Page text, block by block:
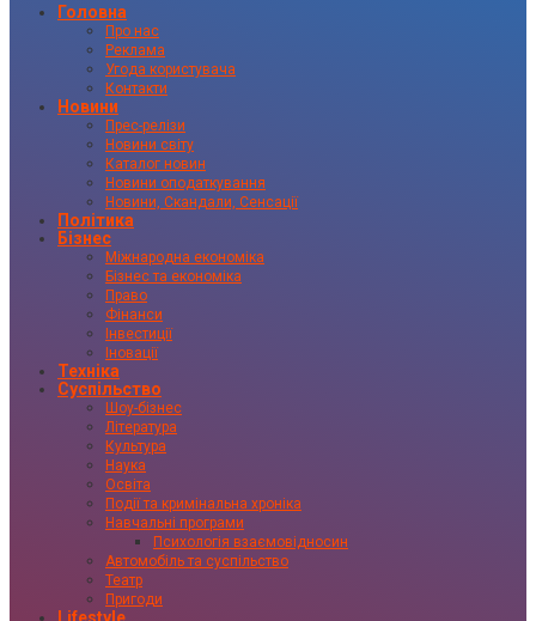
Головна
Про нас
Реклама
Угода користувача
Контакти
Новини
Прес-релізи
Новини світу
Каталог новин
Новини оподаткування
Новини, Скандали, Сенсації
Політика
Бізнес
Міжнародна економіка
Бізнес та економіка
Право
Фінанси
Інвестиції
Іновації
Техніка
Суспільство
Шоу-бізнес
Література
Культура
Наука
Освіта
Події та кримінальна хроніка
Навчальні програми
Психологія взаємовідносин
Автомобіль та суспільство
Театр
Пригоди